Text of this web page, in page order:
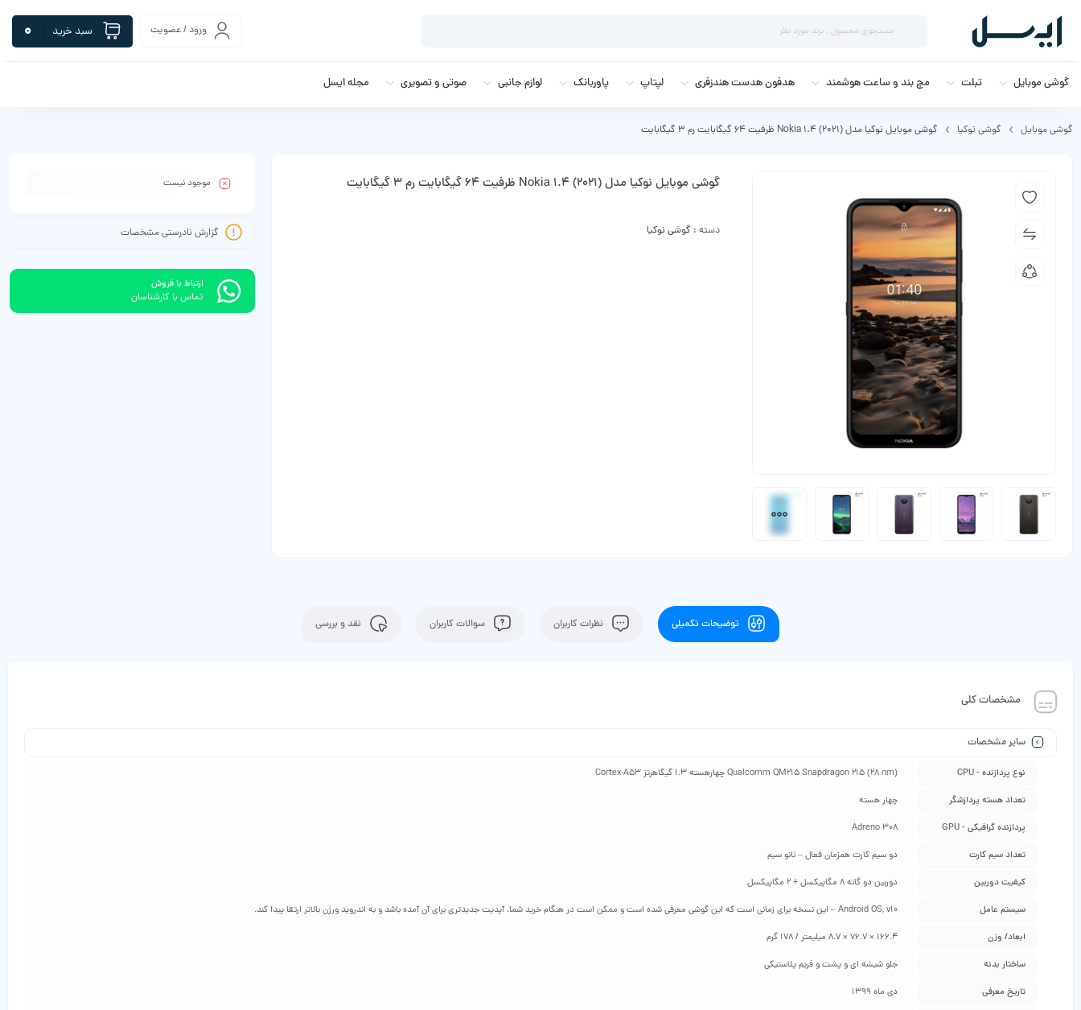
ورود / عضویت سبد خرید 0
گوشی موبایل تبلت مچ بند و ساعت هوشمند هدفون هدست هندزفری لپتاپ پاوربانک لوازم جانبی صوتی و تصویری مجله ایسل
گوشی موبایل گوشی نوکیا گوشی موبایل نوکیا مدل Nokia 1.4 (2021) ظرفیت 64 گیگابایت رم 3 گیگابایت
گوشی موبایل نوکیا مدل Nokia 1.4 (2021) ظرفیت 64 گیگابایت رم 3 گیگابایت
دسته : گوشی نوکیا
موجود نیست
گزارش نادرستی مشخصات
ارتباط با فروش
تماس با کارشناسان
توضیحات تکمیلی نظرات کاربران سوالات کاربران نقد و بررسی
مشخصات کلی
سایر مشخصات
نوع پردازنده - CPU Qualcomm QM215 Snapdragon 215 (28 nm) چهارهسته 1.3 گیگاهرتز Cortex-A53
تعداد هسته پردازشگر چهار هسته
پردازنده گرافیکی - GPU Adreno 308
تعداد سیم کارت دو سیم کارت همزمان فعال – نانو سیم
کیفیت دوربین دوربین دو گانه 8 مگاپیکسل + 2 مگاپیکسل
سیستم عامل Android OS, v10 – این نسخه برای زمانی است که این گوشی معرفی شده است و ممکن است در هنگام خرید شما، آپدیت جدیدتری برای آن آمده باشد و به اندروید ورژن بالاتر ارتقا پیدا کند.
ابعاد/ وزن 166.4 × 76.7 × 8.7 میلیمتر / 178 گرم
ساختار بدنه جلو شیشه ای و پشت و فریم پلاستیکی
تاریخ معرفی دی ماه 1399